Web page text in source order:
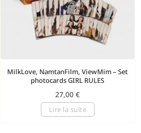
MilkLove, NamtanFilm, ViewMim – Set
photocards GIRL RULES
27,00€
Lire la suite